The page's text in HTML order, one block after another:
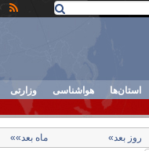
استان‌ها هواشناسی وزارتی
روز بعد» ماه بعد»»